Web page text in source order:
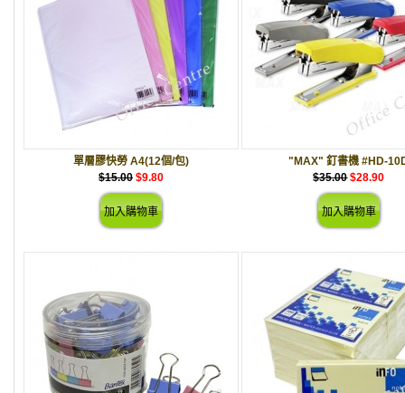
單層膠快勞 A4(12個/包)
$15.00 $9.80
"MAX" 釘書機 #HD-
$35.00 $28.90